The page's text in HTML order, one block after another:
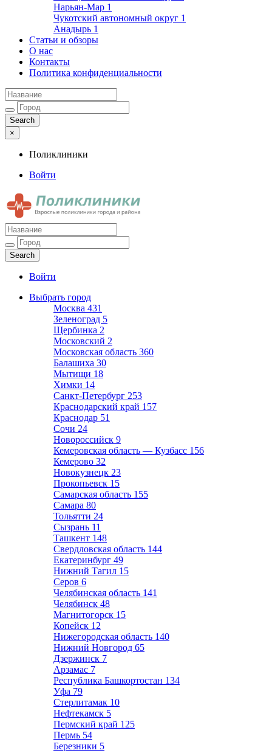
Нарьян-Мар 1
Чукотский автономный округ 1
Анадырь 1
Статьи и обзоры
О нас
Контакты
Политика конфиденциальности
×
Поликлиники
Войти
Поликлиники
Взрослые поликлиники города и района
Войти
Выбрать город
Москва 431
Зеленоград 5
Щербинка 2
Московский 2
Московская область 360
Балашиха 30
Мытищи 18
Химки 14
Санкт-Петербург 253
Краснодарский край 157
Краснодар 51
Сочи 24
Новороссийск 9
Кемеровская область — Кузбасс 156
Кемерово 32
Новокузнецк 23
Прокопьевск 15
Самарская область 155
Самара 80
Тольятти 24
Сызрань 11
Ташкент 148
Свердловская область 144
Екатеринбург 49
Нижний Тагил 15
Серов 6
Челябинская область 141
Челябинск 48
Магнитогорск 15
Копейск 12
Нижегородская область 140
Нижний Новгород 65
Дзержинск 7
Арзамас 7
Республика Башкортостан 134
Уфа 79
Стерлитамак 10
Нефтекамск 5
Пермский край 125
Пермь 54
Березники 5